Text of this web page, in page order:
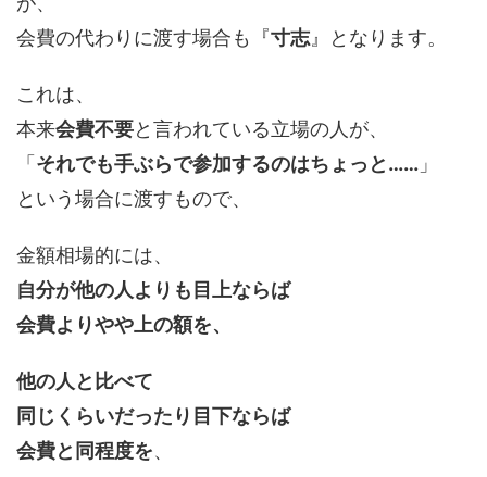
会費の代わりに渡す場合も『寸志 』となります。
これは、
本来会費不要と言われている立場の人が、
「 それでも手ぶらで参加するのはちょっと…… 」
という場合に渡すもので、
金額相場的には、
自分が他の人よりも目上ならば
会費よりやや上の額を、
他の人と比べて
同じくらいだったり目下ならば
会費と同程度を、